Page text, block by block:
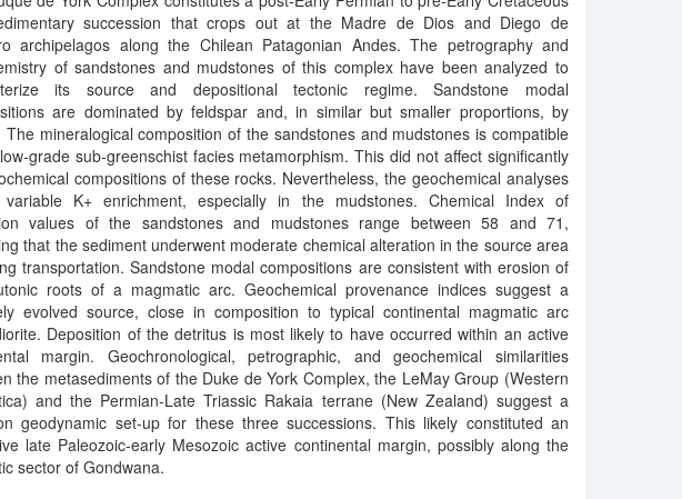
succession that crops out at the Madre de Dios and Diego de
archipelagos along the Chilean Patagonian Andes. The petrography and
of sandstones and mudstones of this complex have been analyzed to
its source and depositional tectonic regime. Sandstone modal
are dominated by feldspar and, in similar but smaller proportions, by
The mineralogical composition of the sandstones and mudstones is compatible
grade sub-greenschist facies metamorphism. This did not affect significantly
compositions of these rocks. Nevertheless, the geochemical analyses
variable K+ enrichment, especially in the mudstones. Chemical Index of
values of the sandstones and mudstones range between 58 and 71,
that the sediment underwent moderate chemical alteration in the source area
transportation. Sandstone modal compositions are consistent with erosion of
roots of a magmatic arc. Geochemical provenance indices suggest a
evolved source, close in composition to typical continental magmatic arc
Deposition of the detritus is most likely to have occurred within an active
margin. Geochronological, petrographic, and geochemical similarities
the metasediments of the Duke de York Complex, the LeMay Group (Western
and the Permian-Late Triassic Rakaia terrane (New Zealand) suggest a
geodynamic set-up for these three successions. This likely constituted an
late Paleozoic-early Mesozoic active continental margin, possibly along the
sector of Gondwana.